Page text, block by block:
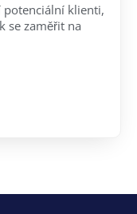
potenciální klienti,
se zaměřit na